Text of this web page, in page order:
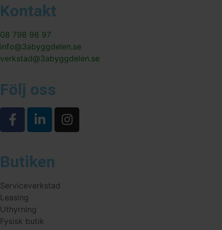
Kontakt
08 798 98 97
info@3abyggdelen.se
verkstad@3abyggdelen.se
Följ oss
Butiken
Serviceverkstad
Leasing
Uthyrning
Fysisk butik